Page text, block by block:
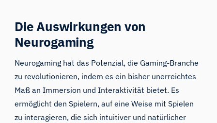
Die Auswirkungen von
Neurogaming
Neurogaming hat das Potenzial, die Gaming-Branche
zu revolutionieren, indem es ein bisher unerreichtes
Maß an Immersion und Interaktivität bietet. Es
ermöglicht den Spielern, auf eine Weise mit Spielen
zu interagieren, die sich intuitiver und natürlicher